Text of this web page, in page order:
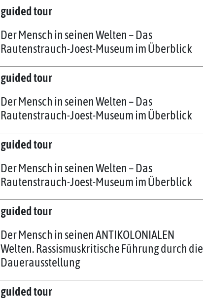
guided tour
Der Mensch in seinen Welten – Das
Rautenstrauch-Joest-Museum im Überblick
guided tour
Der Mensch in seinen Welten – Das
Rautenstrauch-Joest-Museum im Überblick
guided tour
Der Mensch in seinen Welten – Das
Rautenstrauch-Joest-Museum im Überblick
guided tour
Der Mensch in seinen ANTIKOLONIALEN
Welten. Rassismuskritische Führung durch die
Dauerausstellung
guided tour